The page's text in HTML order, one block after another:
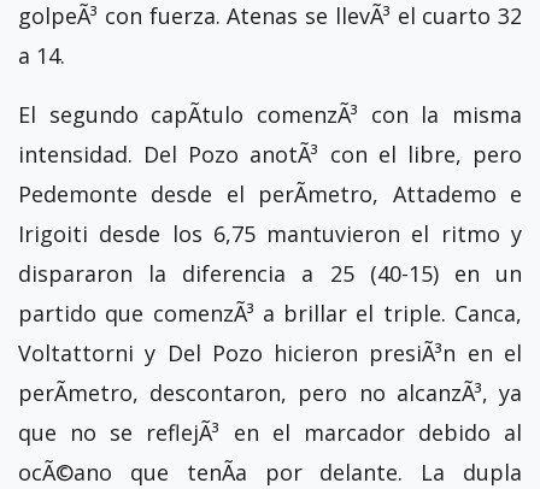
golpeÃ³ con fuerza. Atenas se llevÃ³ el cuarto 32
a 14.
El segundo capÃ­tulo comenzÃ³ con la misma
intensidad. Del Pozo anotÃ³ con el libre, pero
Pedemonte desde el perÃ­metro, Attademo e
Irigoiti desde los 6,75 mantuvieron el ritmo y
dispararon la diferencia a 25 (40-15) en un
partido que comenzÃ³ a brillar el triple. Canca,
Voltattorni y Del Pozo hicieron presiÃ³n en el
perÃ­metro, descontaron, pero no alcanzÃ³, ya
que no se reflejÃ³ en el marcador debido al
ocÃ©ano que tenÃ­a por delante. La dupla